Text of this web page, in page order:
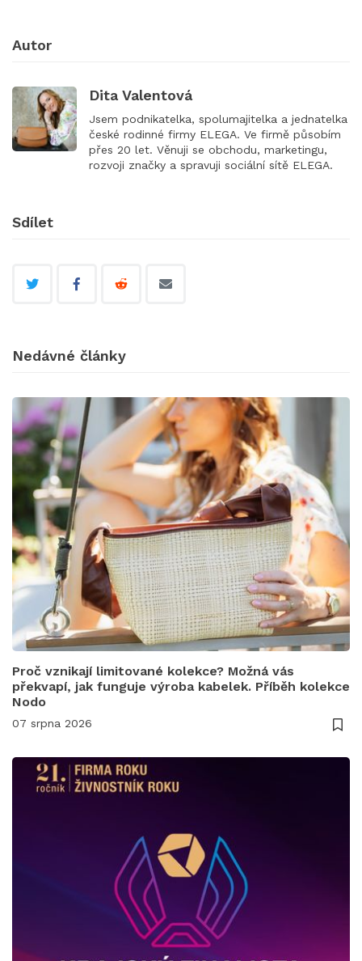
Autor
Dita Valentová
Jsem podnikatelka, spolumajitelka a jednatelka
české rodinné firmy ELEGA. Ve firmě působím
přes 20 let. Věnuji se obchodu, marketingu,
rozvoji značky a spravuji sociální sítě ELEGA.
Sdílet
Nedávné články
Proč vznikají limitované kolekce? Možná vás
překvapí, jak funguje výroba kabelek. Příběh kolekce
Nodo
07 srpna 2026